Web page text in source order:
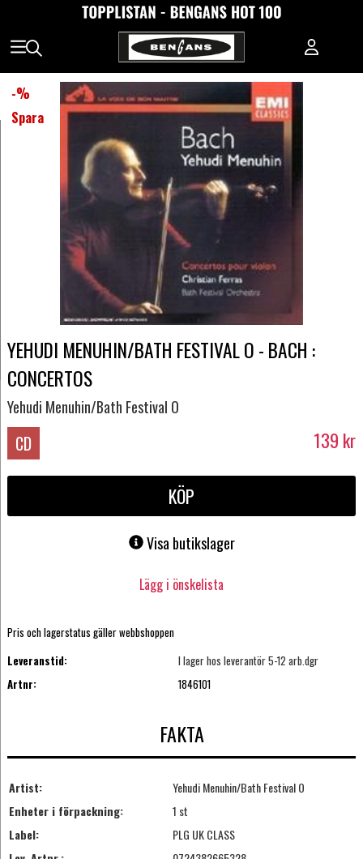
-%
Spara
YEHUDI MENUHIN/BATH FESTIVAL O - BACH :
CONCERTOS
Yehudi Menuhin/Bath Festival O
CD 139 kr
KÖP
Visa butikslager
Lägg i önskelista
Pris och lagerstatus gäller webbshoppen
Leveranstid:
I lager hos leverantör 5-12 arb.dgr
Artnr:
1846101
FAKTA
Artist:
Yehudi Menuhin/Bath Festival O
Enheter i förpackning:
1 st
Label:
PLG UK CLASS